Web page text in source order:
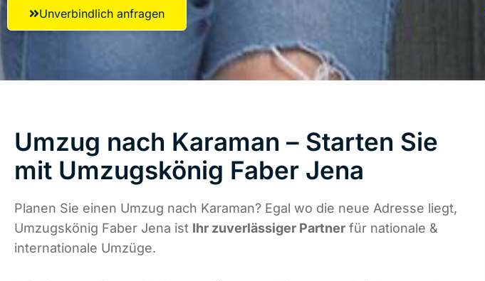
Unverbindlich anfragen
Umzug nach Karaman – Starten Sie
mit Umzugskönig Faber Jena
Planen Sie einen Umzug nach Karaman? Egal wo die neue Adresse liegt,
Umzugskönig Faber Jena ist Ihr zuverlässiger Partner für nationale &
internationale Umzüge.